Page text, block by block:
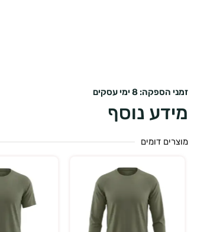
זמני הספקה: 8 ימי עסקים
מידע נוסף
מוצרים דומים